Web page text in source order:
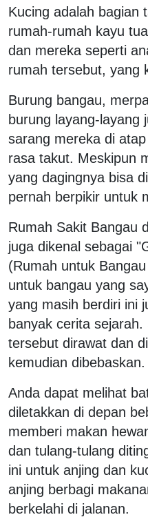
Kucing adalah bagian
rumah-rumah kayu
dan mereka seperti
rumah tersebut, yang
Burung bangau,
burung layang-layang
sarang mereka di
rasa takut. Meskipun
yang dagingnya bisa
pernah berpikir untuk
Rumah Sakit Bangau
juga dikenal sebagai
(Rumah untuk
untuk bangau yang
yang masih berdiri ini
banyak cerita
tersebut dirawat dan
kemudian dibebaskan.
Anda dapat melihat
diletakkan di depan
memberi makan
dan tulang-tulang
ini untuk anjing dan
anjing berbagi
berkelahi di jalanan.